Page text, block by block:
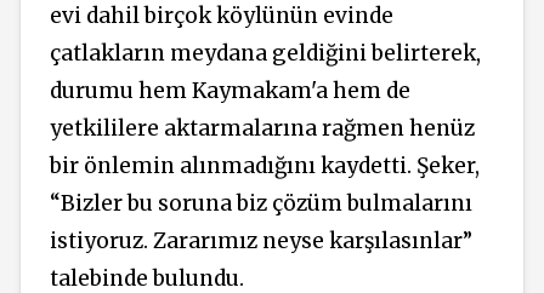
evi dahil birçok köylünün evinde
çatlakların meydana geldiğini belirterek,
durumu hem Kaymakam'a hem de
yetkililere aktarmalarına rağmen henüz
bir önlemin alınmadığını kaydetti. Şeker,
“Bizler bu soruna biz çözüm bulmalarını
istiyoruz. Zararımız neyse karşılasınlar”
talebinde bulundu.